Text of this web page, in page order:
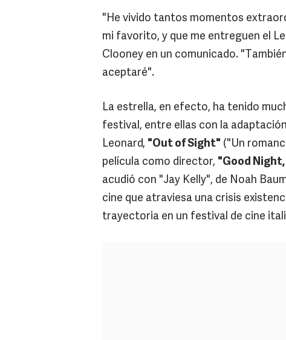
"He vivido tantos momentos
mi favorito, y que me entreguen el
Clooney en un comunicado.
aceptaré".
La estrella, en efecto, ha tenido
festival, entre ellas con la
Leonard, "Out of Sight" ("Un
película como director, "Good
acudió con "Jay Kelly", de Noah
cine que atraviesa una crisis
trayectoria en un festival de cine